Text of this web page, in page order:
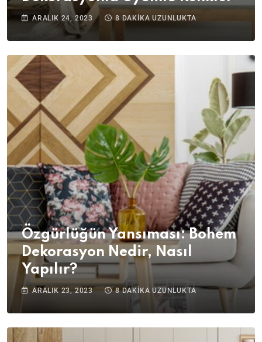
ARALIK 24, 2023 8 DAKIKA UZUNLUKTA
Özgürlüğün Yansıması: Bohem
Dekorasyon Nedir, Nasıl
Yapılır?
ARALIK 23, 2023 8 DAKIKA UZUNLUKTA